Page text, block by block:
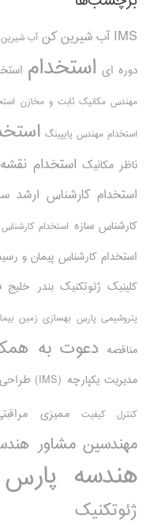
IMS آب شیرین کن آب
دوره ای استخدام
مهندس مکانیک ثابت و مخازن
استخدام مهندس پایپینگ
ناظر مکانیک استخدام
استخدام کارشناس ارشد
کارشناس سازه استخدام
استخدام کارشناس پیمان و
کلینیک ژئوتکنیک بندر خلیج
پتروشیمی پارس بهسازی زمین
مناقصه دعوت به
مدیریت یکپارچه (IMS)
کنترل کیفیت ممیزی
مهندسین مشاور
هندسه پارس
ژئوتکنیک